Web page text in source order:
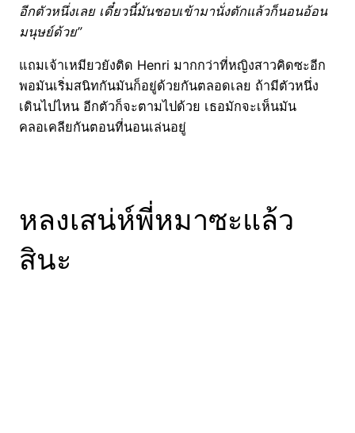
อีกตัวหนึ่งเลย เดี๋ยวนี้มันชอบเข้ามานั่งตักแล้วก็นอนอ้อน
มนุษย์ด้วย”
แถมเจ้าเหมียวยังติด Henri มากกว่าที่หญิงสาวคิดซะอีก
พอมันเริ่มสนิทกันมันก็อยู่ด้วยกันตลอดเลย ถ้ามีตัวหนึ่ง
เดินไปไหน อีกตัวก็จะตามไปด้วย เธอมักจะเห็นมัน
คลอเคลียกันตอนที่นอนเล่นอยู่
หลงเสน่ห์พี่หมาซะแล้ว
สินะ